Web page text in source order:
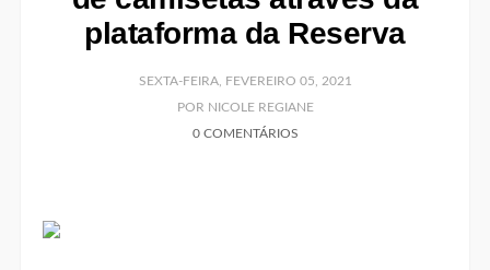
plataforma da Reserva
SEXTA-FEIRA, FEVEREIRO 05, 2021
POR NICOLE REGIANE
0 COMENTÁRIOS